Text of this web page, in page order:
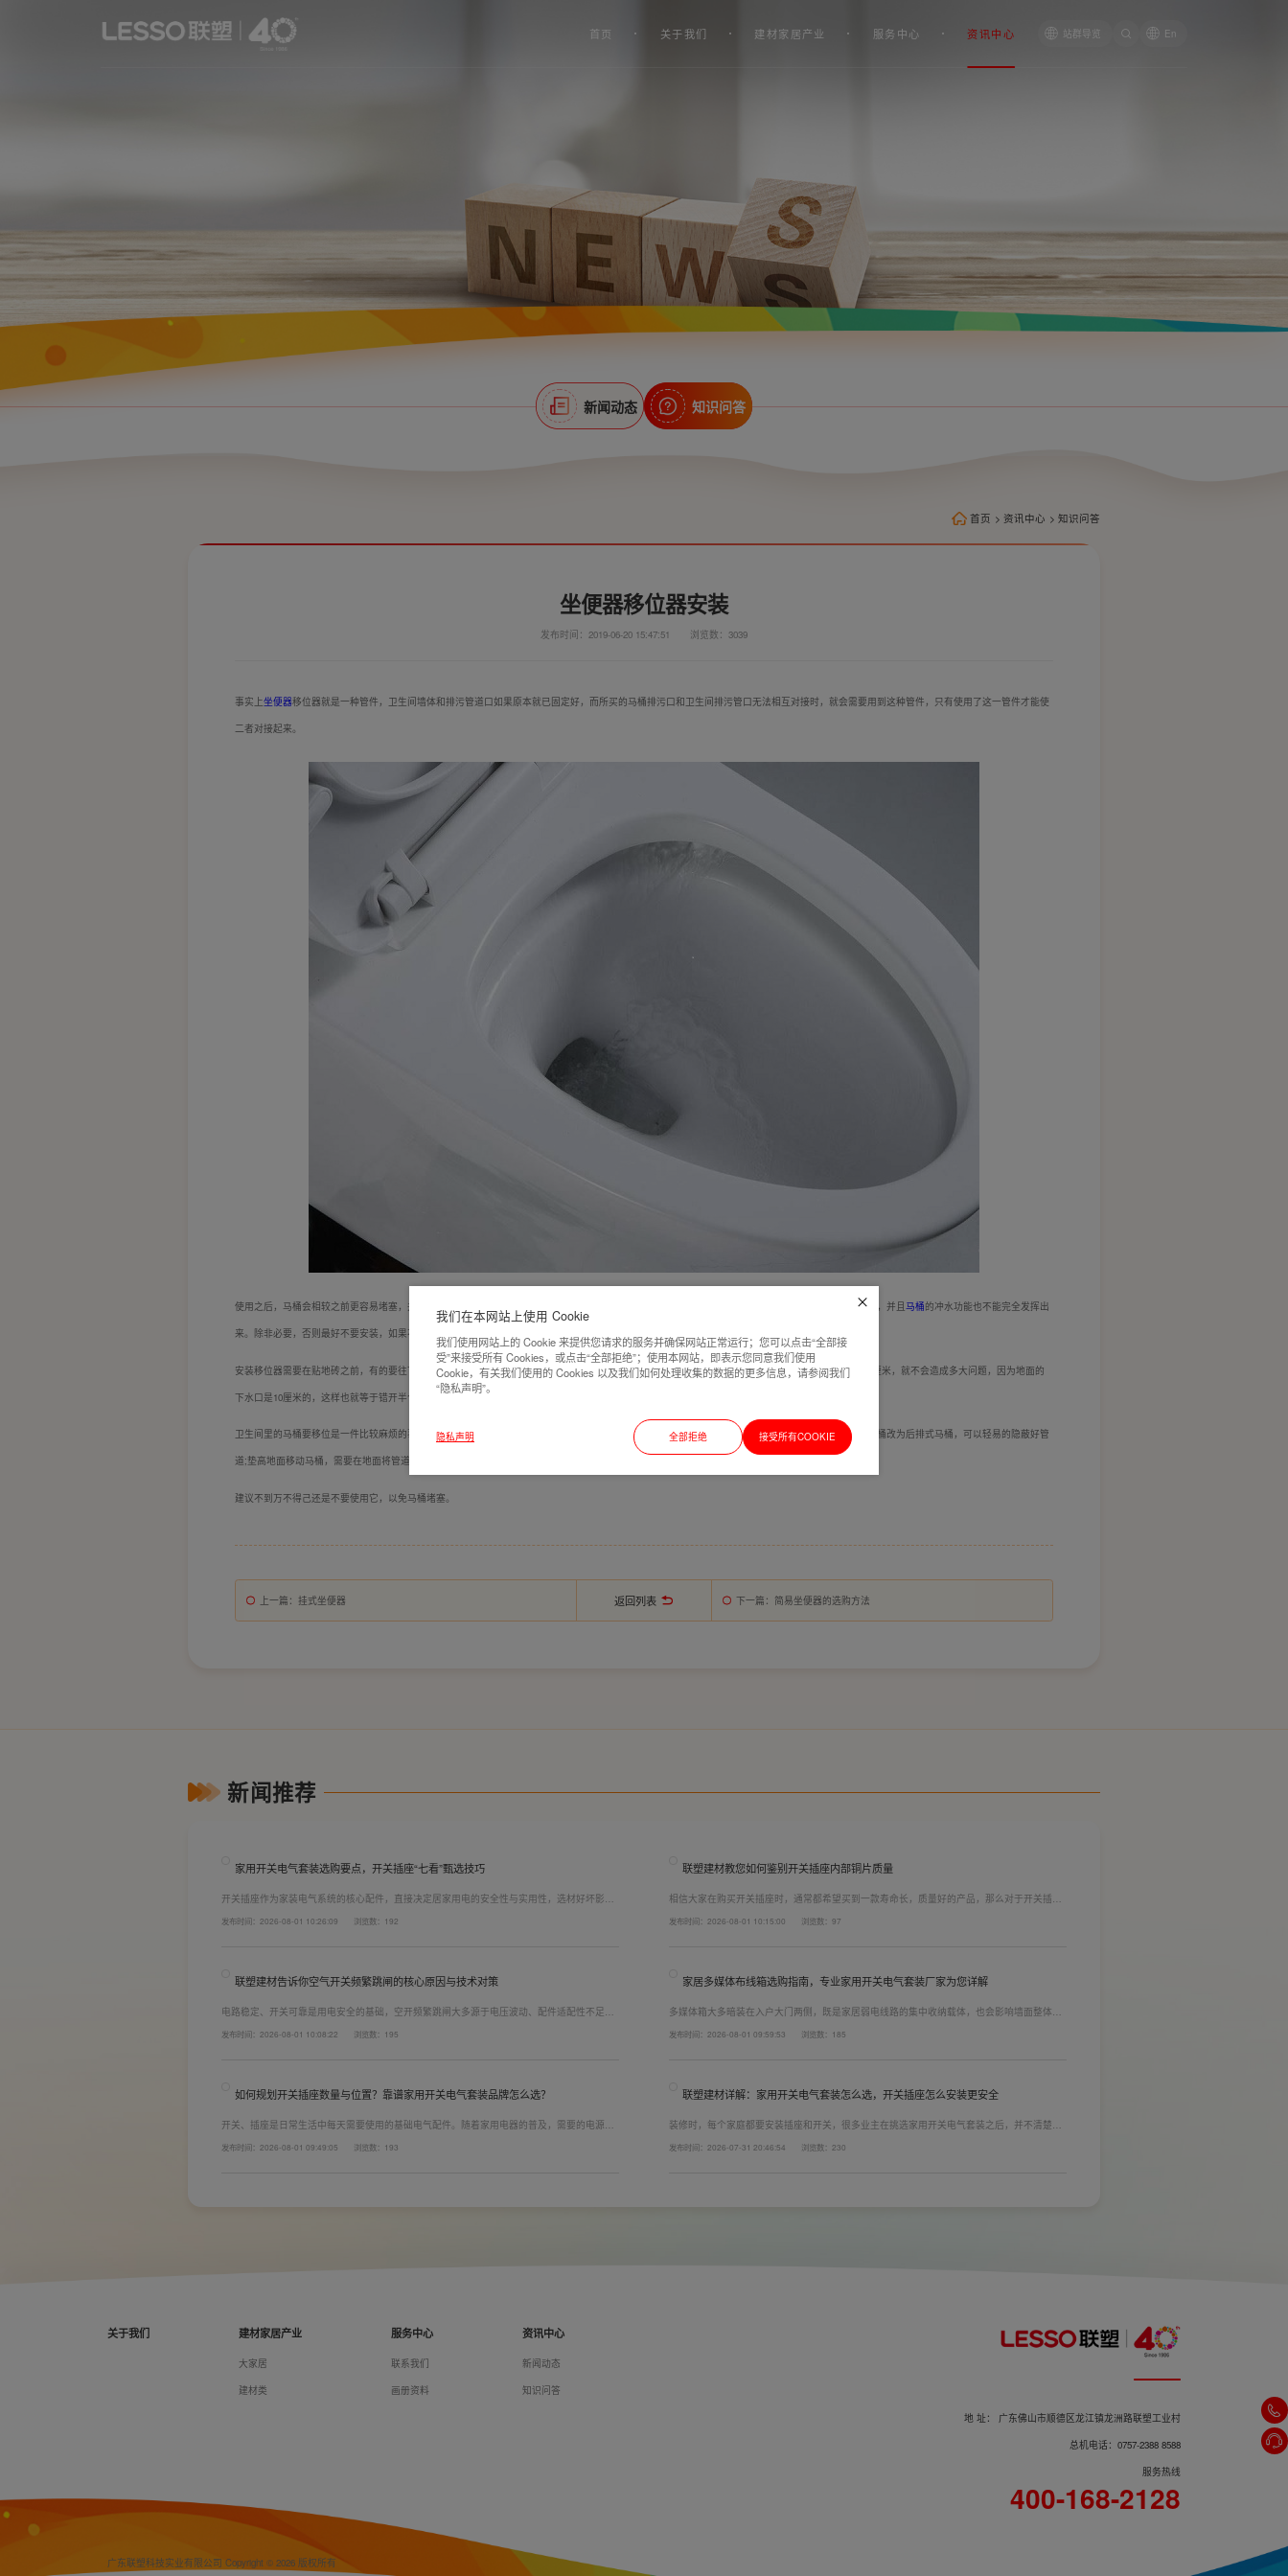
首页 关于我们 建材家居产业 服务中心 资讯中心 站群导览 En
新闻动态 知识问答
首页 > 资讯中心 > 知识问答
坐便器移位器安装
发布时间：2019-06-20 15:47:51 浏览数：3039
事实上坐便器移位器就是一种管件，卫生间墙体和排污管道口如果原本就已固定好，而所买的马桶排污口和卫生间排污管口无法相互对接时，就会需要用到这种管件，只有使用了这一管件才能使
二者对接起来。
使用之后，马桶会相较之前更容易堵塞，并且使用了坐便器移位器，相较之前排污管道的弯道会有更多，管道内的气压就会增大，很容易会导致污水回流，并且 马桶的冲水功能也不能完全发挥出
来。除非必要，否则最好不要安装，如果不得不安装时，最好连接的距离不要太长。因为坐便器移位器一般移位的距离越大，坡度也就越大。
安装移位器需要在贴地砖之前，有的要往下刨地面或者垫高地面，而有的移位器地面垫的并不多，可以横着排水的地方就会比较窄小。不过要是只移动5厘米，就不会造成多大问题，因为地面的
下水口是10厘米的，这样也就等于错开半个口。而且通常移位的距离不可以超过10MM，并且需要贴好地砖以后才能安装坐便器移位器。
卫生间里的马桶要移位是一件比较麻烦的事情，且移动的方法除了使用移位器外，还有重新开洞和垫高地面两个方法。重新开洞移动马桶就是将前排式马桶改为后排式马桶，可以轻易的隐蔽好管
道;垫高地面移动马桶，需要在地面将管道引到你的马桶需要移位的地方，这样你就必须垫高地面，以便把管道埋住。
建议不到万不得己还是不要使用它，以免马桶堵塞。
上一篇 ：挂式坐便器 返回列表 下一篇 ：简易坐便器的选购方法
新闻推荐
家用开关电气套装选购要点，开关插座“七看”甄选技巧
开关插座作为家装电气系统的核心配件，直接决定居家用电的安全性与实用性，选材好坏影响
键。联塑建材总结专业选购“七看”技巧，帮大家精准避坑，挑选安全耐用的开关插座产品。
发布时间：2026-08-01 10:26:09 浏览数：192
联塑建材教您如何鉴别开关插座内部铜片质量
相信大家在购买开关插座时，通常都希望买到一款寿命长，质量好的产品，那么对于开关插座
越好(因为铜片长度决定了插座距离的大小，插孔间距越宽二三插同时插入越方便)。
发布时间：2026-08-01 10:15:00 浏览数：97
联塑建材告诉你空气开关频繁跳闸的核心原因与技术对策
电路稳定、开关可靠是用电安全的基础，空开频繁跳闸大多源于电压波动、配件适配性不足或
套装产品，结构设计科学、稳压防护性能优异，可有效应对电压瞬变、电网波动等场景，减少
发布时间：2026-08-01 10:08:22 浏览数：195
家居多媒体布线箱选购指南，专业家用开关电气套装厂家为您详解
多媒体箱大多暗装在入户大门两侧，既是家居弱电线路的集中收纳载体，也会影响墙面整体装
式配齐全屋电气产品，选择综合实力过硬的家用开关电气套装厂家，可以同时搞定开关插座、
发布时间：2026-08-01 09:59:53 浏览数：185
如何规划开关插座数量与位置？靠谱家用开关电气套装品牌怎么选？
开关、插座是日常生活中每天需要使用的基础电气配件。随着家用电器的普及，需要的电源插
键。如果装修时开关、插座的数量设置不够，或者开关、插座的位置设置不合理，会给今后的
发布时间：2026-08-01 09:49:05 浏览数：193
联塑建材详解：家用开关电气套装怎么选，开关插座怎么安装更安全
装修时，每个家庭都要安装插座和开关，很多业主在挑选家用开关电气套装之后，并不清楚插
久安全，必须做到选对产品+规范安装双重达标。
发布时间：2026-07-31 20:46:54 浏览数：230
关于我们 建材家居产业
大家居
建材类
服务中心
联系我们
画册资料
资讯中心
新闻动态
知识问答
地 址： 广东佛山市顺德区龙江镇龙洲路联塑工业村
总机电话：0757-2388 8588
服务热线
400-168-2128
广东联塑科技实业有限公司 Copyright © 2026 版权所有
我们在本网站上使用 Cookie
我们使用网站上的 Cookie 来提供您请求的服务并确保网站正常运行；您可以点击“全部接
受”来接受所有 Cookies，或点击“全部拒绝”；使用本网站，即表示您同意我们使用
Cookie，有关我们使用的 Cookies 以及我们如何处理收集的数据的更多信息，请参阅我们
“隐私声明”。
隐私声明 全部拒绝 接受所有COOKIE